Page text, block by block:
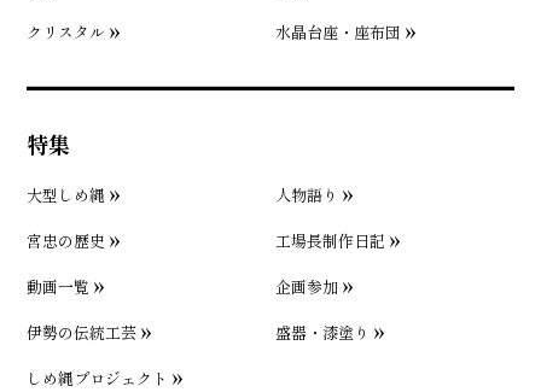
クリスタル
水晶台座・座布団
特集
大型しめ縄
人物語り
宮忠の歴史
工場長制作日記
動画一覧
企画参加
伊勢の伝統工芸
盛器・漆塗り
しめ縄プロジェクト